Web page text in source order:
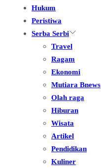
Hukum
Peristiwa
Serba Serbi
Travel
Ragam
Ekonomi
Mutiara Bnews
Olah raga
Hiburan
Wisata
Artikel
Pendidikan
Kuliner